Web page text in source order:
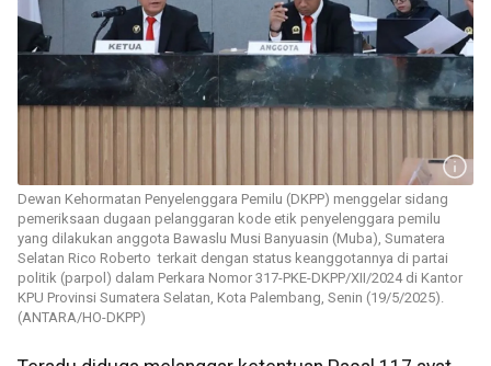
Dewan Kehormatan Penyelenggara Pemilu (DKPP) menggelar sidang
pemeriksaan dugaan pelanggaran kode etik penyelenggara pemilu
yang dilakukan anggota Bawaslu Musi Banyuasin (Muba), Sumatera
Selatan Rico Roberto terkait dengan status keanggotannya di partai
politik (parpol) dalam Perkara Nomor 317-PKE-DKPP/XII/2024 di Kantor
KPU Provinsi Sumatera Selatan, Kota Palembang, Senin (19/5/2025).
(ANTARA/HO-DKPP)